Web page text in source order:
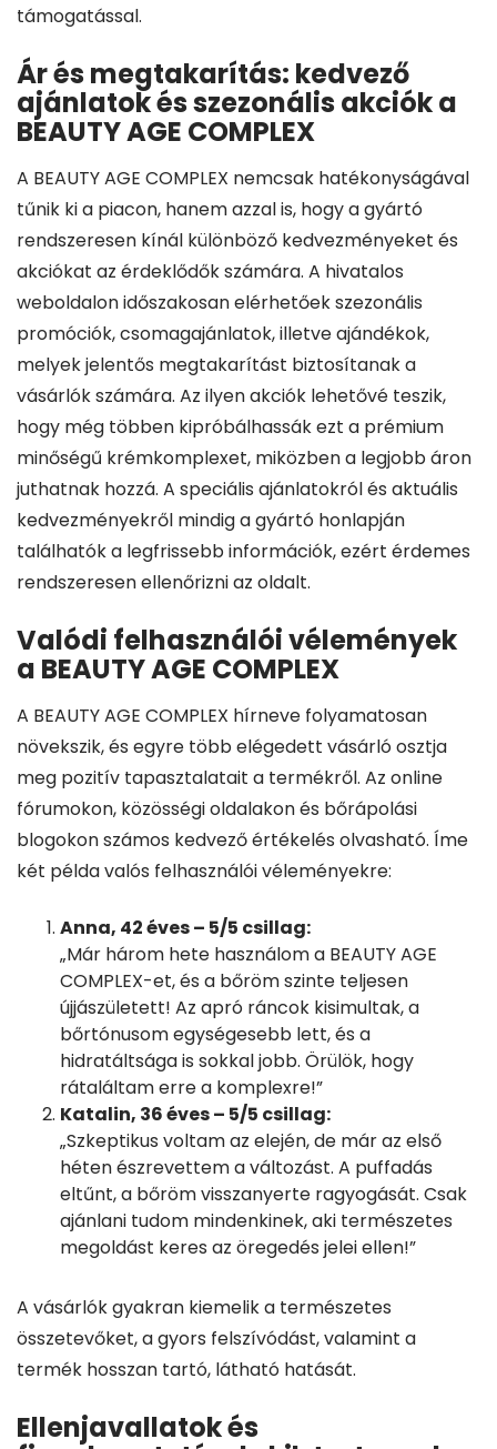
támogatással.
Ár és megtakarítás: kedvező
ajánlatok és szezonális akciók a
BEAUTY AGE COMPLEX
A BEAUTY AGE COMPLEX nemcsak hatékonyságával
tűnik ki a piacon, hanem azzal is, hogy a gyártó
rendszeresen kínál különböző kedvezményeket és
akciókat az érdeklődők számára. A hivatalos
weboldalon időszakosan elérhetőek szezonális
promóciók, csomagajánlatok, illetve ajándékok,
melyek jelentős megtakarítást biztosítanak a
vásárlók számára. Az ilyen akciók lehetővé teszik,
hogy még többen kipróbálhassák ezt a prémium
minőségű krémkomplexet, miközben a legjobb áron
juthatnak hozzá. A speciális ajánlatokról és aktuális
kedvezményekről mindig a gyártó honlapján
találhatók a legfrissebb információk, ezért érdemes
rendszeresen ellenőrizni az oldalt.
Valódi felhasználói vélemények
a BEAUTY AGE COMPLEX
A BEAUTY AGE COMPLEX hírneve folyamatosan
növekszik, és egyre több elégedett vásárló osztja
meg pozitív tapasztalatait a termékről. Az online
fórumokon, közösségi oldalakon és bőrápolási
blogokon számos kedvező értékelés olvasható. Íme
két példa valós felhasználói véleményekre:
Anna, 42 éves – 5/5 csillag:
„Már három hete használom a BEAUTY AGE
COMPLEX-et, és a bőröm szinte teljesen
újjászületett! Az apró ráncok kisimultak, a
bőrtónusom egységesebb lett, és a
hidratáltsága is sokkal jobb. Örülök, hogy
rátaláltam erre a komplexre!”
Katalin, 36 éves – 5/5 csillag:
„Szkeptikus voltam az elején, de már az első
héten észrevettem a változást. A puffadás
eltűnt, a bőröm visszanyerte ragyogását. Csak
ajánlani tudom mindenkinek, aki természetes
megoldást keres az öregedés jelei ellen!”
A vásárlók gyakran kiemelik a természetes
összetevőket, a gyors felszívódást, valamint a
termék hosszan tartó, látható hatását.
Ellenjavallatok és